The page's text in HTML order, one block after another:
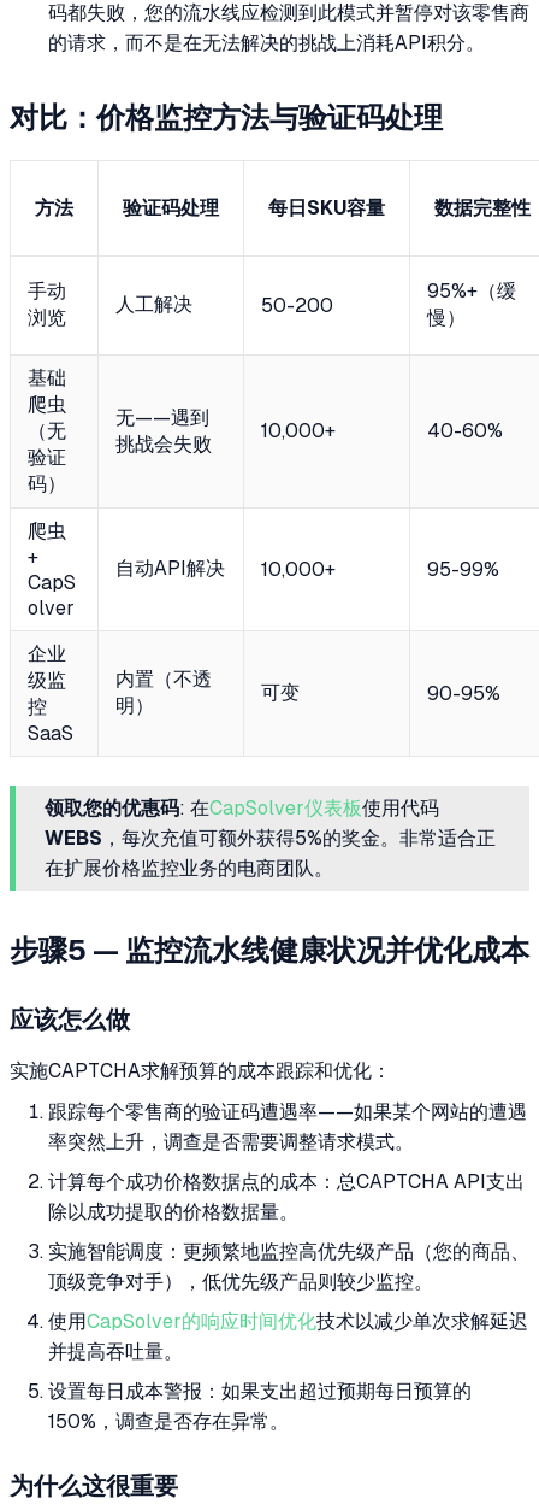
码都失败，您的流水线应检测到此模式并暂停对该零售商
的请求，而不是在无法解决的挑战上消耗API积分。
对比：价格监控方法与验证码处理
方法 验证码处理 每日SKU容量 数据完整性
手动
浏览
人工解决 50-200
95%+（缓
慢）
基础
爬虫
（无
验证
码）
无——遇到
挑战会失败
10,000+ 40-60%
爬虫
+
CapS
olver
自动API解决 10,000+ 95-99%
企业
级监
控
SaaS
内置（不透
明）
可变 90-95%
领取您的优惠码: 在CapSolver仪表板使用代码
WEBS ，每次充值可额外获得5%的奖金。非常适合正
在扩展价格监控业务的电商团队。
步骤5 — 监控流水线健康状况并优化成本
应该怎么做
实施CAPTCHA求解预算的成本跟踪和优化：
跟踪每个零售商的验证码遭遇率——如果某个网站的遭遇
率突然上升，调查是否需要调整请求模式。
计算每个成功价格数据点的成本：总CAPTCHA API支出
除以成功提取的价格数据量。
实施智能调度：更频繁地监控高优先级产品（您的商品、
顶级竞争对手），低优先级产品则较少监控。
使用CapSolver的响应时间优化技术以减少单次求解延迟
并提高吞吐量。
设置每日成本警报：如果支出超过预期每日预算的
150%，调查是否存在异常。
为什么这很重要